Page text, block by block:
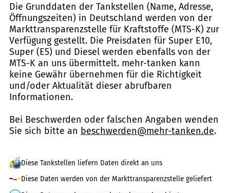
Die Grunddaten der Tankstellen (Name, Adresse,
Öffnungszeiten) in Deutschland werden von der
Markttransparenzstelle für Kraftstoffe (MTS-K) zur
Verfügung gestellt. Die Preisdaten für Super E10,
Super (E5) und Diesel werden ebenfalls von der
MTS-K an uns übermittelt. mehr-tanken kann
keine Gewähr übernehmen für die Richtigkeit
und/oder Aktualität dieser abrufbaren
Informationen.
Bei Beschwerden oder falschen Angaben wenden
Sie sich bitte an beschwerden@mehr-tanken.de.
Diese Tankstellen liefern Daten direkt an uns
Diese Daten werden von der Markttransparenzstelle geliefert